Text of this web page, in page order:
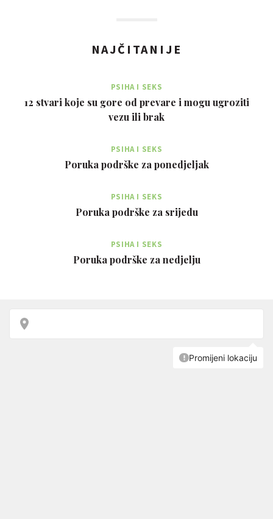
NAJČITANIJE
PSIHA I SEKS
12 stvari koje su gore od prevare i mogu ugroziti
vezu ili brak
PSIHA I SEKS
Poruka podrške za ponedjeljak
PSIHA I SEKS
Poruka podrške za srijedu
PSIHA I SEKS
Poruka podrške za nedjelju